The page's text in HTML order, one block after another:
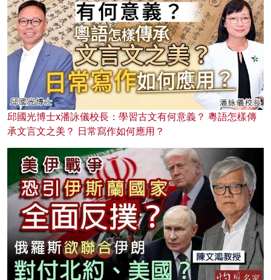
邱國光博士x潘詠儀校長：學習古文有何意義？ 粵語怎樣傳
承文言文之美？ 日常寫作如何應用？